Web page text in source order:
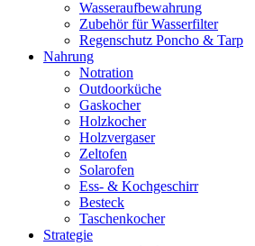
Wasseraufbewahrung
Zubehör für Wasserfilter
Regenschutz Poncho & Tarp
Nahrung
Notration
Outdoorküche
Gaskocher
Holzkocher
Holzvergaser
Zeltofen
Solarofen
Ess- & Kochgeschirr
Besteck
Taschenkocher
Strategie